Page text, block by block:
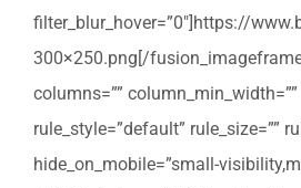
filter_blur_hover=”0″]https://
300×250.png[/
columns=””
rule_style=”default” rule_size=””
hide_on_mobile=”small-